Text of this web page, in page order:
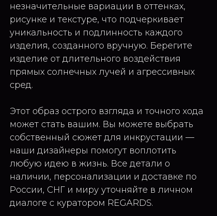
незначительные вариации в оттенках,
рисунке и текстуре, что подчеркивает
уникальность и подлинность каждого
изделия, созданного вручную. Берегите
изделие от длительного воздействия
прямых солнечных лучей и агрессивных
сред.
Этот образ острого взгляда и точного хода
может стать вашим. Вы можете выбрать
собственный сюжет для инкрустации —
наши дизайнеры помогут воплотить
любую идею в жизнь. Все детали о
наличии, персонализации и доставке по
России, СНГ и миру уточняйте в личном
диалоге с куратором REGARDS.